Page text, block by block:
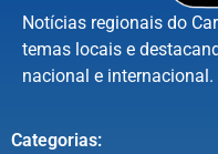
Notícias regionais do
temas locais e
nacional e internacional.
Categorias: